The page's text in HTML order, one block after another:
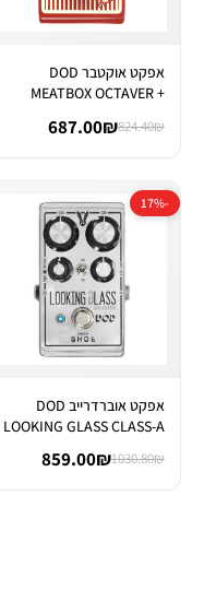
אפקט אוקטבר DOD
MEATBOX OCTAVER +
824.40₪
687.00₪
-17%
אפקט אוברדרייב DOD
LOOKING GLASS CLASS-A
1030.80₪
859.00₪